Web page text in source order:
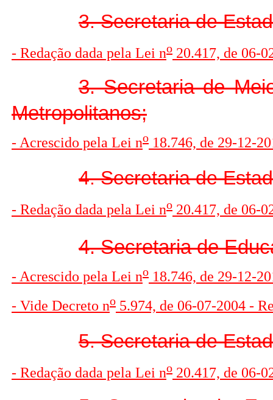
3. Secretaria de
- Redação dada pela Lei no 20.417, de 06-
3. Secretaria de
Metropolitanos;
- Acrescido pela Lei no 18.746, de 29-12-
4. Secretaria de
- Redação dada pela Lei no 20.417, de 06-
4. Secretaria de
- Acrescido pela Lei no 18.746, de 29-12-
- Vide Decreto no 5.974, de 06-07-2004 -
5. Secretaria de
- Redação dada pela Lei no 20.417, de 06-